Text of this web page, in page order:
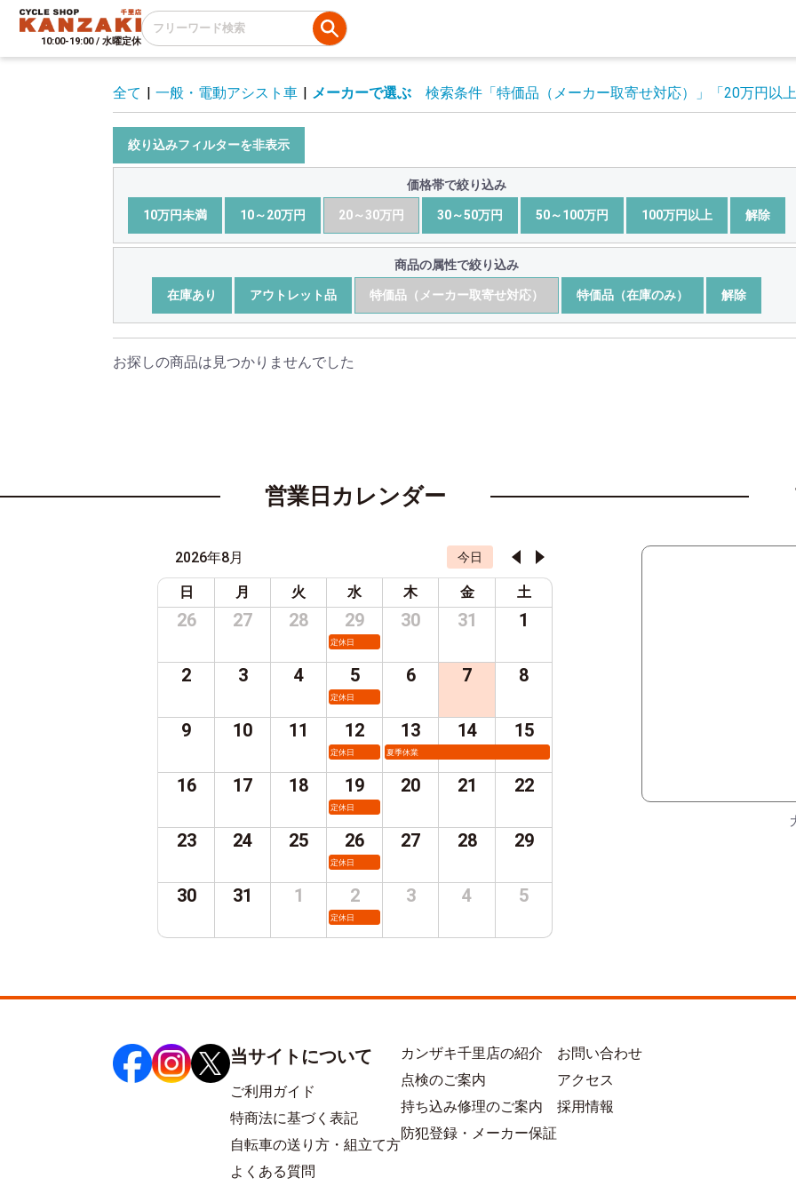
10:00-19:00 / 水曜定休
全て | 一般・電動アシスト車 | メーカーで選ぶ 検索条件 「特価品（メーカー取寄せ対応）」 「20万円以
絞り込みフィルターを非表示
価格帯で絞り込み
10万円未満 10～20万円 20～30万円 30～50万円 50～100万円 100万円以上 解除
商品の属性で絞り込み
在庫あり アウトレット品 特価品（メーカー取寄せ対応） 特価品（在庫のみ） 解除
お探しの商品は見つかりませんでした
営業日カレンダー
2026年8月 今日
日 月 火 水 木 金 土
26 27 28 29
定休日
30 31 1
2 3 4 5
定休日
6 7 8
9 10 11 12
定休日
13
夏季休業
14 15
16 17 18 19
定休日
20 21 22
23 24 25 26
定休日
27 28 29
30 31 1 2
定休日
3 4 5
当サイトについて
ご利用ガイド
特商法に基づく表記
自転車の送り方・組立て方
よくある質問
カンザキ千里店の紹介
点検のご案内
持ち込み修理のご案内
防犯登録・メーカー保証
お問い合わせ
アクセス
採用情報